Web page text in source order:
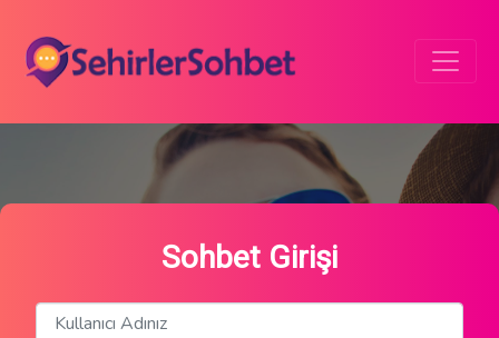
Sohbet Girişi